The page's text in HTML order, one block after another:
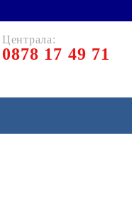
Централа:
0878 17 49 71